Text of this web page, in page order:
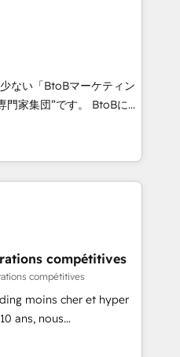
。「導入して終わり」では
す。 また、
One、WordPress、
などの各種CMSを活用
業のサイト制作経験をもと
発。 企業のさま
「戦略、設計・デザイン、
ーーーーーー 【プロジェ
現実的な目標の確認 -要
製品の組合せのご提案 -お
ュール決定、プロジェクト
略策定（KGI）、ウェブ
体導線遷移設計、ビジュ
ない「BtoBマーケティン
団”です。 BtoBに特
どのオンライン施策か
示会などのオフライン施策
豊富な”専門家集団”によ
」で、戦略・企画などのコ
す。 また、2022
する書籍『業務効率化か
営業もここまでデジタル
の導入／
うなサービスを提供してい
- WEB広告(Google/FB
compétitives
compétitives
moins cher et hyper
dans